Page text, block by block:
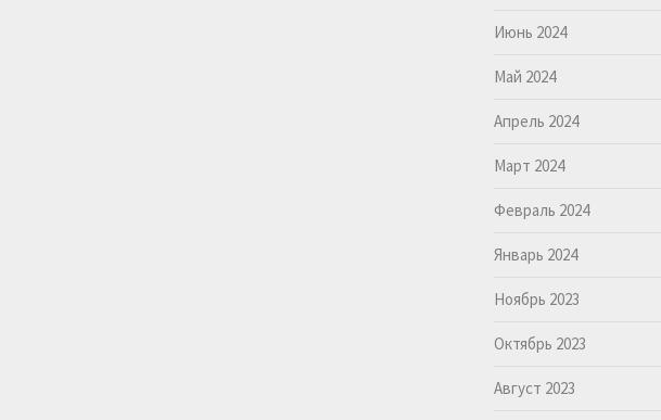
Июнь 2024
Май 2024
Апрель 2024
Март 2024
Февраль 2024
Январь 2024
Ноябрь 2023
Октябрь 2023
Август 2023